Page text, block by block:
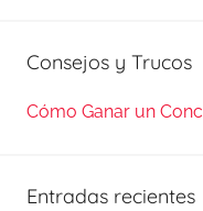
Consejos y Trucos
Cómo Ganar un
Entradas recientes